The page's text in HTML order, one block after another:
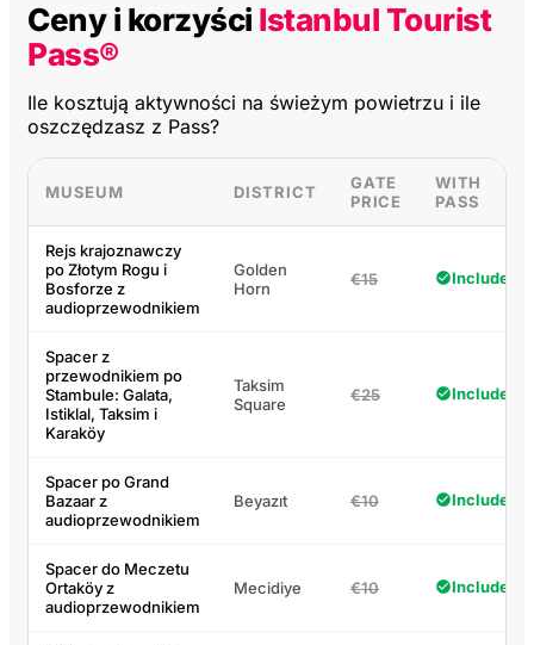
Ceny i korzyści Istanbul Tourist
Pass®
Ile kosztują aktywności na świeżym powietrzu i ile
oszczędzasz z Pass?
MUSEUM DISTRICT
GATE
PRICE
WITH
PASS
Rejs krajoznawczy
po Złotym Rogu i
Bosforze z
audioprzewodnikiem
Golden
Horn
€15 Included
Spacer z
przewodnikiem po
Stambule: Galata,
Istiklal, Taksim i
Karaköy
Taksim
Square
€25 Included
Spacer po Grand
Bazaar z
audioprzewodnikiem
Beyazıt €10 Included
Spacer do Meczetu
Ortaköy z
audioprzewodnikiem
Mecidiye €10 Included